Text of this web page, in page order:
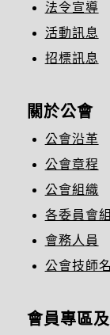
法令宣導
活動訊息
招標訊息
關於公會
公會沿革
公會章程
公會組織
各委員會
會務人員
公會技師
會員專區